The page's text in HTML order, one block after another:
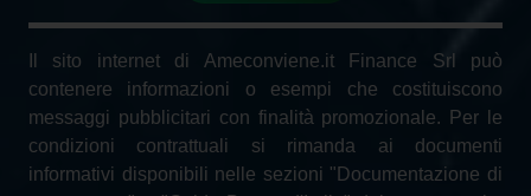
Il sito internet di Ameconviene.it Finance Srl può
contenere informazioni o esempi che costituiscono
messaggi pubblicitari con finalità promozionale. Per le
condizioni contrattuali si rimanda ai documenti
informativi disponibili nelle sezioni "Documentazione di